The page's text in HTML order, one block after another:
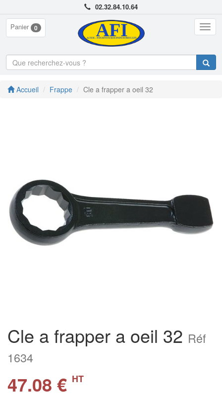
02.32.84.10.64
Panier 0
Accueil Frappe Cle a frapper a oeil 32
Cle a frapper a oeil 32 Réf
1634
47.08 € HT